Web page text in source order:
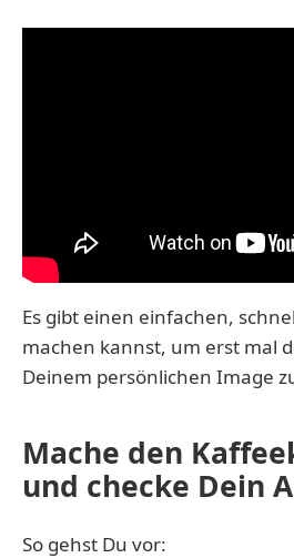
Es gibt einen einfachen,
machen kannst, um erst mal
Deinem persönlichen Image
Mache den
und checke Dein
So gehst Du vor: